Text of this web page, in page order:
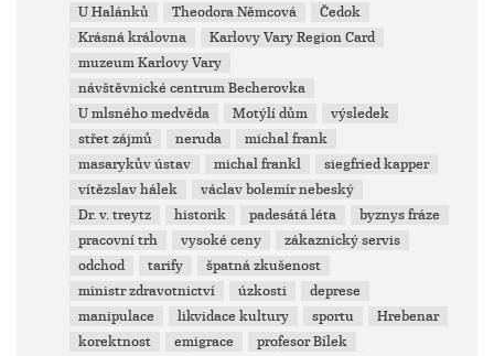
U Halánků
Theodora Němcová
Čedok
Krásná královna
Karlovy Vary Region Card
muzeum Karlovy Vary
návštěvnické centrum Becherovka
U mlsného medvěda
Motýlí dům
výsledek
střet zájmů
neruda
michal frank
masarykův ústav
michal frankl
siegfried kapper
vítězslav hálek
václav bolemír nebeský
Dr. v. treytz
historik padesátá léta
byznys fráze
pracovní trh
vysoké ceny
zákaznický servis
odchod
tarify
špatná zkušenost
ministr zdravotnictví
úzkosti
deprese
manipulace
likvidace kultury sportu
Hrebenar
korektnost
emigrace
profesor Bílek